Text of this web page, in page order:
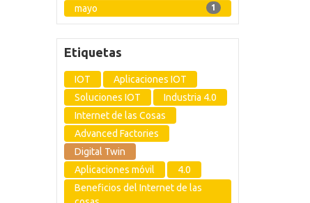
mayo 1
Etiquetas
IOT
Aplicaciones IOT
Soluciones IOT
Industria 4.0
Internet de las Cosas
Advanced Factories
Digital Twin
Aplicaciones móvil
4.0
Beneficios del Internet de las